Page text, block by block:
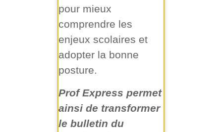
pour mieux
comprendre les
enjeux scolaires et
adopter la bonne
posture.
Prof Express permet
ainsi de transformer
le bulletin du